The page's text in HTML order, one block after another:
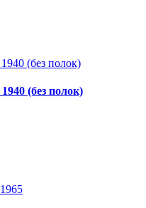
(без полок)